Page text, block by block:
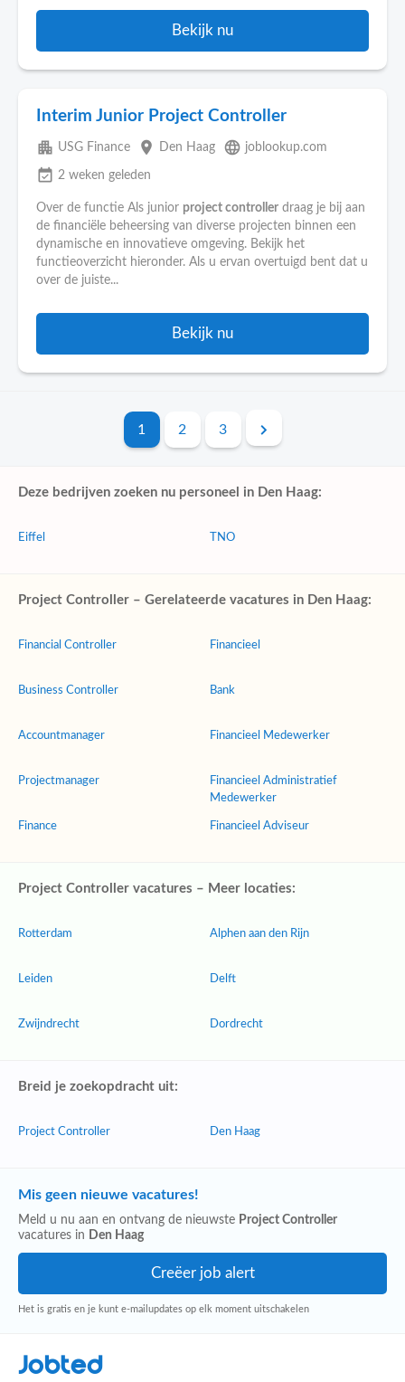
Bekijk nu
Interim Junior Project Controller
apartment USG Finance place Den Haag language joblookup.com
event_available 2 weken geleden
Over de functie Als junior project controller draag je bij aan
de financiële beheersing van diverse projecten binnen een
dynamische en innovatieve omgeving. Bekijk het
functieoverzicht hieronder. Als u ervan overtuigd bent dat u
over de juiste...
Bekijk nu
1 2 3
Deze bedrijven zoeken nu personeel in Den Haag:
Eiffel TNO
Project Controller – Gerelateerde vacatures in Den Haag:
Financial Controller
Business Controller
Accountmanager
Projectmanager
Finance
Financieel
Bank
Financieel Medewerker
Financieel Administratief
Medewerker
Financieel Adviseur
Project Controller vacatures – Meer locaties:
Rotterdam
Leiden
Zwijndrecht
Alphen aan den Rijn
Delft
Dordrecht
Breid je zoekopdracht uit:
Project Controller Den Haag
Mis geen nieuwe vacatures!
Meld u nu aan en ontvang de nieuwste Project Controller
vacatures in Den Haag
Het is gratis en je kunt e-mailupdates op elk moment uitschakelen
Jobted